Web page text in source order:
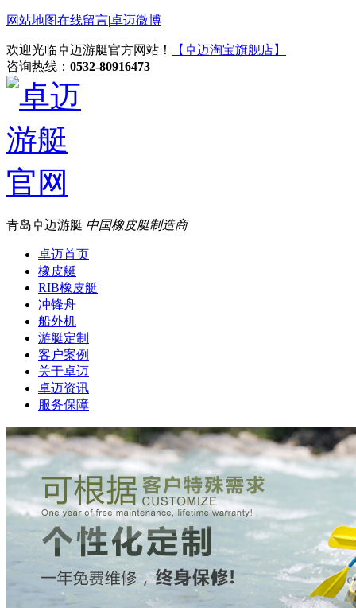
网站地图在线留言|卓迈微博
欢迎光临卓迈游艇官方网站！
【卓迈淘宝旗舰店】
咨询热线： 0532-80916473
青岛卓迈游艇 中国橡皮艇制造商
卓迈首页
橡皮艇
RIB橡皮艇
冲锋舟
船外机
游艇定制
客户案例
关于卓迈
卓迈资讯
服务保障